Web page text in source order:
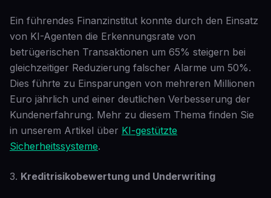
Ein führendes Finanzinstitut konnte durch den Einsatz
von KI-Agenten die Erkennungsrate von
betrügerischen Transaktionen um 65% steigern bei
gleichzeitiger Reduzierung falscher Alarme um 50%.
Dies führte zu Einsparungen von mehreren Millionen
Euro jährlich und einer deutlichen Verbesserung der
Kundenerfahrung. Mehr zu diesem Thema finden Sie
in unserem Artikel über KI-gestützte
Sicherheitssysteme.
3. Kreditrisikobewertung und Underwriting